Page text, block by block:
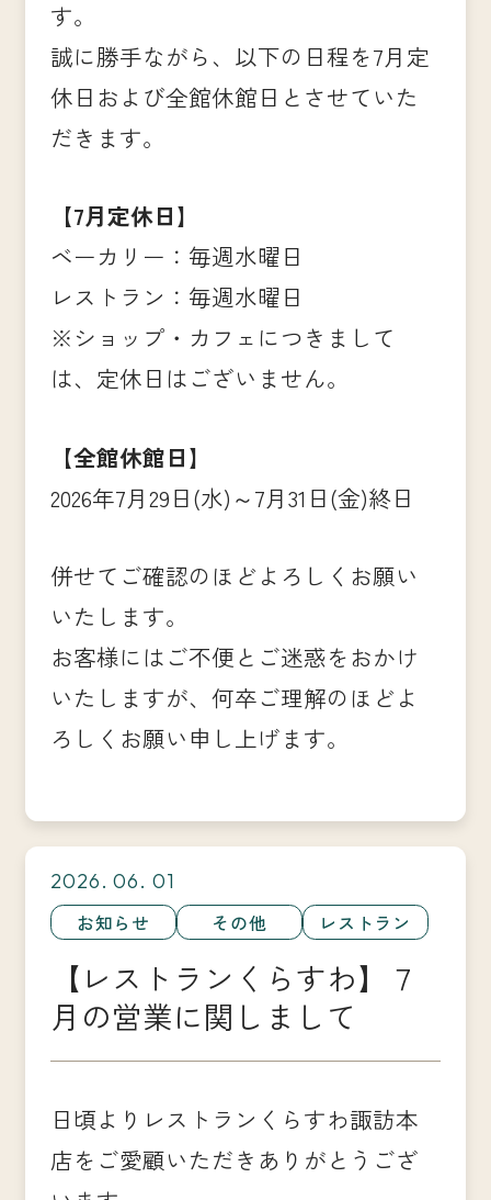
す。
誠に勝手ながら、以下の日程を7月定
休日および全館休館日とさせていた
だきます。
【7月定休日】
ベーカリー：毎週水曜日
レストラン：毎週水曜日
※ショップ・カフェにつきまして
は、定休日はございません。
【全館休館日】
2026年7月29日(水)～7月31日(金)終日
併せてご確認のほどよろしくお願い
いたします。
お客様にはご不便とご迷惑をおかけ
いたしますが、何卒ご理解のほどよ
ろしくお願い申し上げます。
2026. 06. 01
お知らせ その他 レストラン
【レストランくらすわ】７
月の営業に関しまして
日頃よりレストランくらすわ諏訪本
店をご愛顧いただきありがとうござ